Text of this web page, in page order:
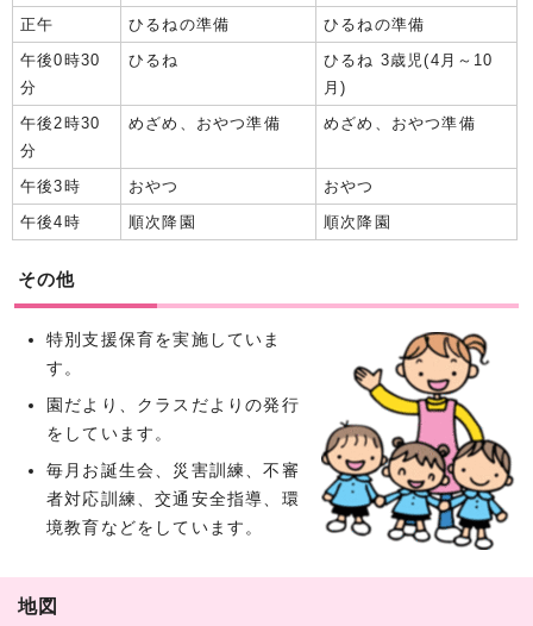
正午
ひるねの準備
ひるねの準備
午後0時30
分
ひるね
ひるね 3歳児(4月～10
月)
午後2時30
分
めざめ、おやつ準備 めざめ、おやつ準備
午後3時 おやつ
おやつ
午後4時
順次降園 順次降園
その他
特別支援保育を実施していま
す。
園だより、クラスだよりの発行
をしています。
毎月お誕生会、災害訓練、不審
者対応訓練、交通安全指導、環
境教育などをしています。
地図